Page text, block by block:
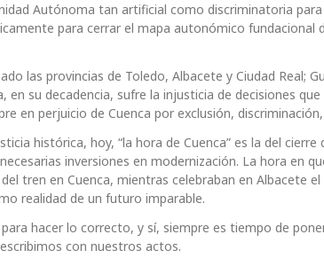
Autónoma tan artificial como discriminatoria
para cerrar el mapa autonómico fundacional
las provincias de Toledo, Albacete y Ciudad Real;
en su decadencia, sufre la injusticia de decisiones
en perjuicio de Cuenca por exclusión,
histórica, hoy, “la hora de Cuenca” es la del
inversiones en modernización. La hora en
tren en Cuenca, mientras celebraban en Albacete
realidad de un futuro imparable.
hacer lo correcto, y sí, siempre es tiempo de
con nuestros actos.